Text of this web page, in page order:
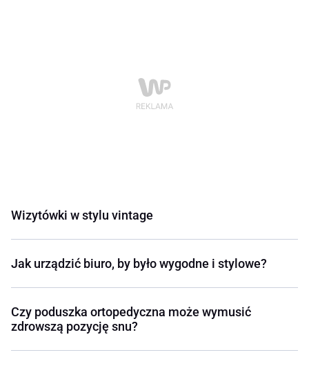
Wizytówki w stylu vintage
Jak urządzić biuro, by było wygodne i stylowe?
Czy poduszka ortopedyczna może wymusić
zdrowszą pozycję snu?